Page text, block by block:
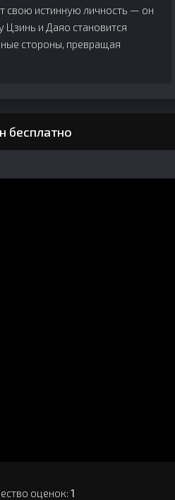
свою истинную личность — он
и Даяо становится
стороны, превращая
бесплатно
оценок: 1